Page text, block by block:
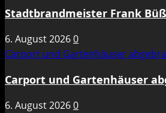
Stadtbrandmeister Frank
6. August 20260
Carport und Gartenhäuser
Carport und Gartenhäuser
6. August 20260